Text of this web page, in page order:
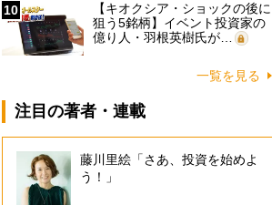
10
【キオクシア・ショックの後に
狙う5銘柄】イベント投資家の
億り人・羽根英樹氏が…
一覧を見る
注目の著者・連載
藤川里絵「さあ、投資を始めよ
う！」